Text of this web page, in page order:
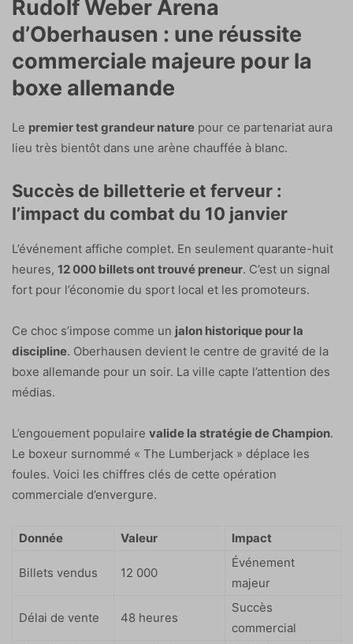
Rudolf Weber Arena
d’Oberhausen : une réussite
commerciale majeure pour la
boxe allemande
Le premier test grandeur nature pour ce partenariat aura
lieu très bientôt dans une arène chauffée à blanc.
Succès de billetterie et ferveur :
l’impact du combat du 10 janvier
L’événement affiche complet. En seulement quarante-huit
heures, 12 000 billets ont trouvé preneur. C’est un signal
fort pour l’économie du sport local et les promoteurs.
Ce choc s’impose comme un jalon historique pour la
discipline. Oberhausen devient le centre de gravité de la
boxe allemande pour un soir. La ville capte l’attention des
médias.
L’engouement populaire valide la stratégie de Champion.
Le boxeur surnommé « The Lumberjack » déplace les
foules. Voici les chiffres clés de cette opération
commerciale d’envergure.
Donnée Valeur Impact
Billets vendus 12 000
Événement
majeur
Délai de vente 48 heures
Succès
commercial